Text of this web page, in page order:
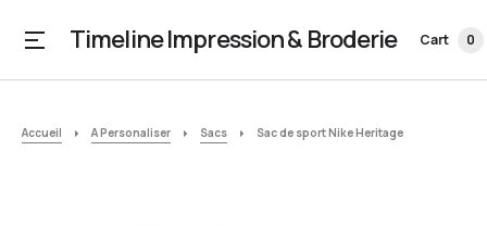
Timeline Impression & Broderie Cart 0
Accueil A Personaliser Sacs Sac de sport Nike Heritage